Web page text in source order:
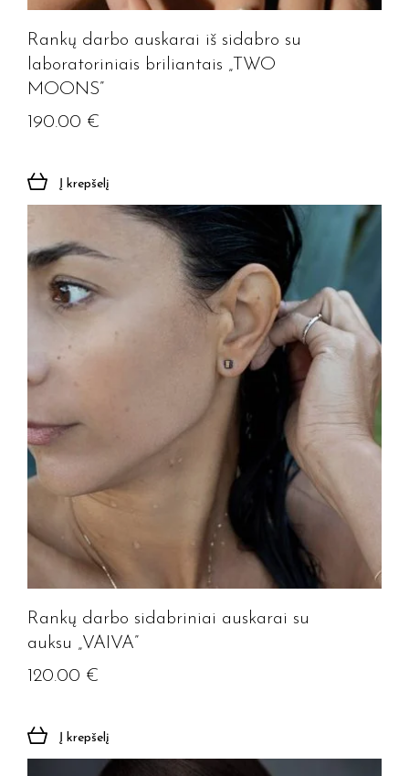
Rankų darbo auskarai iš sidabro su
laboratoriniais briliantais „TWO
MOONS”
190.00 €
Į krepšelį
Rankų darbo sidabriniai auskarai su
auksu „VAIVA”
120.00 €
Į krepšelį